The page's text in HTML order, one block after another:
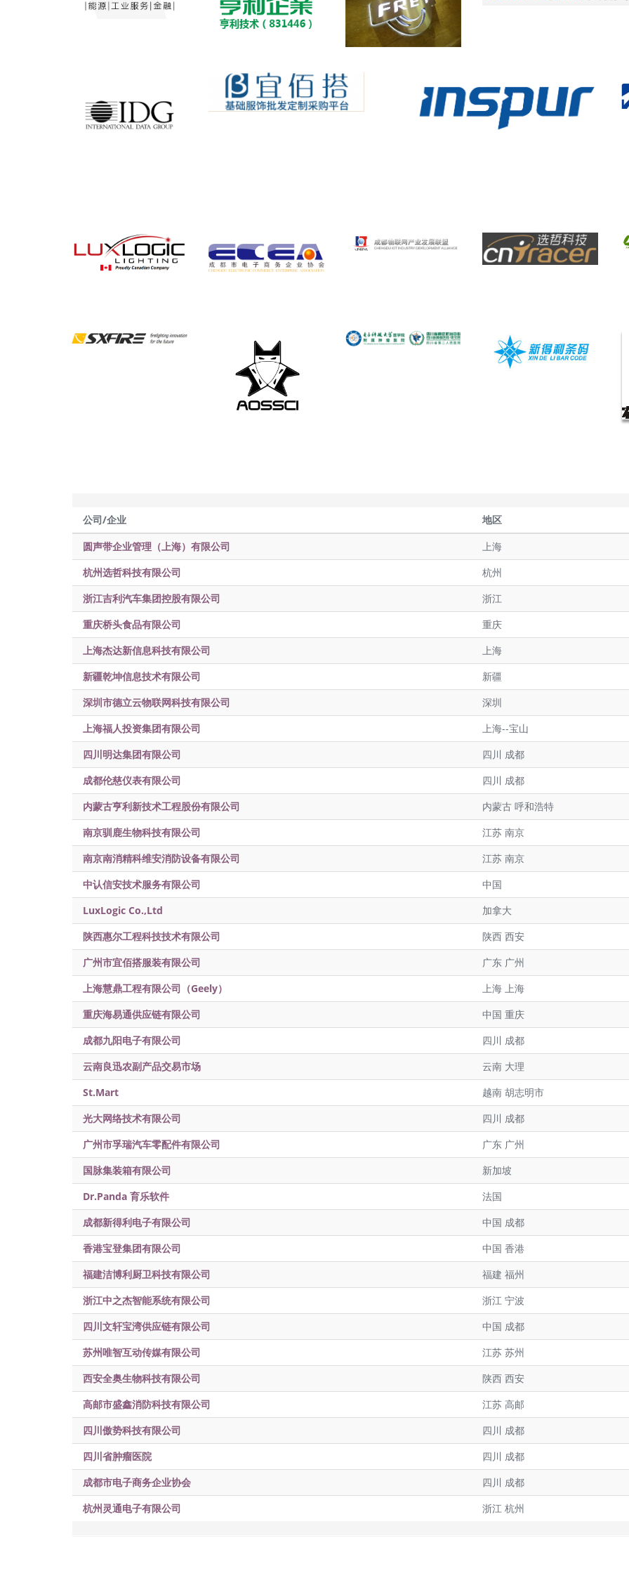
公司/企业
地区
圆声带企业管理（上海）有限公司
上海
杭州选哲科技有限公司
杭州
浙江吉利汽车集团控股有限公司
浙江
重庆桥头食品有限公司
重庆
上海杰达新信息科技有限公司
上海
新疆乾坤信息技术有限公司
新疆
深圳市德立云物联网科技有限公司
深圳
上海福人投资集团有限公司
上海--宝山
四川明达集团有限公司
四川 成都
成都伦慈仪表有限公司
四川 成都
内蒙古亨利新技术工程股份有限公司
内蒙古 呼和浩特
南京驯鹿生物科技有限公司
江苏 南京
南京南消精科维安消防设备有限公司
江苏 南京
中认信安技术服务有限公司
中国
LuxLogic Co.,Ltd
加拿大
陕西惠尔工程科技技术有限公司
陕西 西安
广州市宜佰搭服装有限公司
广东 广州
上海慧鼎工程有限公司（Geely）
上海 上海
重庆海易通供应链有限公司
中国 重庆
成都九阳电子有限公司
四川 成都
云南良迅农副产品交易市场
云南 大理
St.Mart
越南 胡志明市
光大网络技术有限公司
四川 成都
广州市孚瑞汽车零配件有限公司
广东 广州
国脉集装箱有限公司
新加坡
Dr.Panda 育乐软件
法国
成都新得利电子有限公司
中国 成都
香港宝登集团有限公司
中国 香港
福建洁博利厨卫科技有限公司
福建 福州
浙江中之杰智能系统有限公司
浙江 宁波
四川文轩宝湾供应链有限公司
中国 成都
苏州唯智互动传媒有限公司
江苏 苏州
西安全奥生物科技有限公司
陕西 西安
高邮市盛鑫消防科技有限公司
江苏 高邮
四川傲势科技有限公司
四川 成都
四川省肿瘤医院
四川 成都
成都市电子商务企业协会
四川 成都
杭州灵通电子有限公司
浙江 杭州